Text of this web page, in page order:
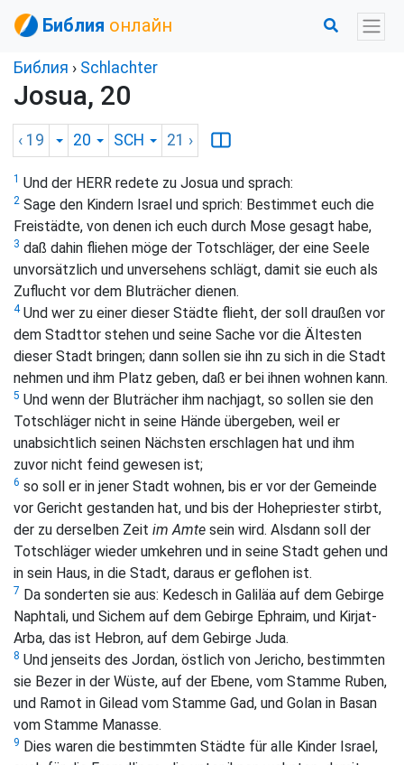
Библия онлайн
Библия › Schlachter
Josua, 20
‹ 19 20 SCH 21 ›
1 Und der HERR redete zu Josua und sprach:
2 Sage den Kindern Israel und sprich: Bestimmet euch die
Freistädte, von denen ich euch durch Mose gesagt habe,
3 daß dahin fliehen möge der Totschläger, der eine Seele
unvorsätzlich und unversehens schlägt, damit sie euch als
Zuflucht vor dem Bluträcher dienen.
4Und wer zu einer dieser Städte flieht, der soll draußen vor
dem Stadttor stehen und seine Sache vor die Ältesten
dieser Stadt bringen; dann sollen sie ihn zu sich in die Stadt
nehmen und ihm Platz geben, daß er bei ihnen wohnen kann.
5 Und wenn der Bluträcher ihm nachjagt, so sollen sie den
Totschläger nicht in seine Hände übergeben, weil er
unabsichtlich seinen Nächsten erschlagen hat und ihm
zuvor nicht feind gewesen ist;
6 so soll er in jener Stadt wohnen, bis er vor der Gemeinde
vor Gericht gestanden hat, und bis der Hohepriester stirbt,
der zu derselben Zeit im Amte sein wird. Alsdann soll der
Totschläger wieder umkehren und in seine Stadt gehen und
in sein Haus, in die Stadt, daraus er geflohen ist.
7 Da sonderten sie aus: Kedesch in Galiläa auf dem Gebirge
Naphtali, und Sichem auf dem Gebirge Ephraim, und Kirjat-
Arba, das ist Hebron, auf dem Gebirge Juda.
8 Und jenseits des Jordan, östlich von Jericho, bestimmten
sie Bezer in der Wüste, auf der Ebene, vom Stamme Ruben,
und Ramot in Gilead vom Stamme Gad, und Golan in Basan
vom Stamme Manasse.
9 Dies waren die bestimmten Städte für alle Kinder Israel,